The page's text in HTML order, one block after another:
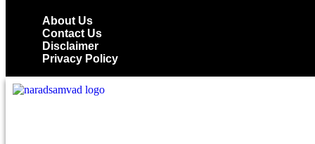
About Us
Contact Us
Disclaimer
Privacy Policy